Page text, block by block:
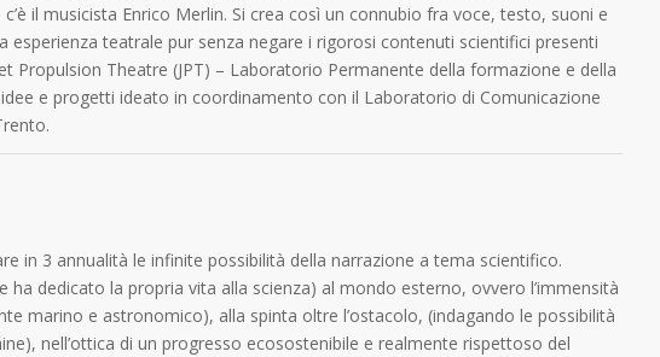
il musicista Enrico Merlin. Si crea così un connubio fra voce, testo, suoni e
teatrale pur senza negare i rigorosi contenuti scientifici presenti
Propulsion Theatre (JPT) – Laboratorio Permanente della formazione e della
e progetti ideato in coordinamento con il Laboratorio di Comunicazione
in 3 annualità le infinite possibilità della narrazione a tema scientifico.
ha dedicato la propria vita alla scienza) al mondo esterno, ovvero l’immensità
marino e astronomico), alla spinta oltre l’ostacolo, (indagando le possibilità
nell’ottica di un progresso ecosostenibile e realmente rispettoso del